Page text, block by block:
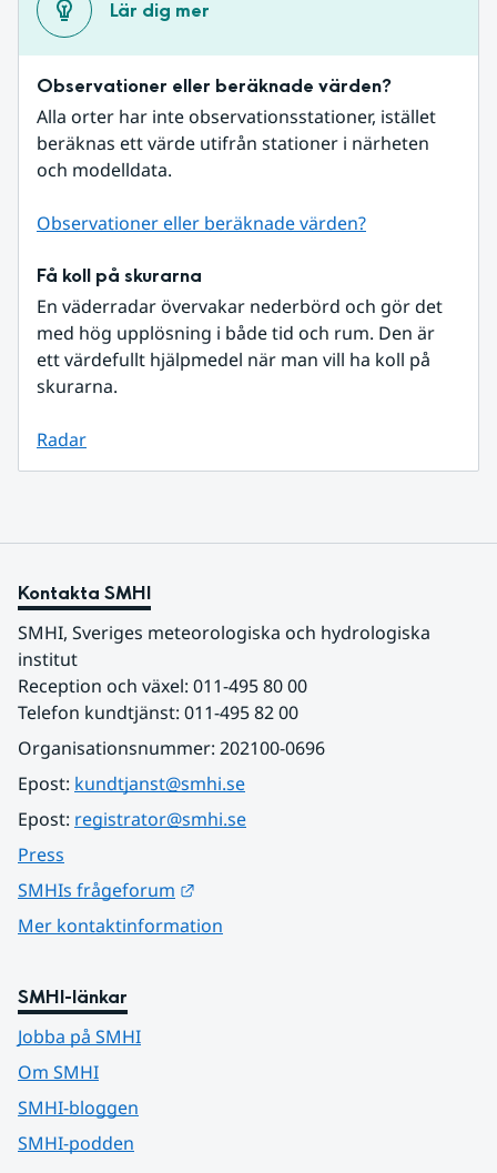
Lär dig mer
Observationer eller beräknade värden?
Alla orter har inte observationsstationer, istället
beräknas ett värde utifrån stationer i närheten
och modelldata.
Observationer eller beräknade värden?
Få koll på skurarna
En väderradar övervakar nederbörd och gör det
med hög upplösning i både tid och rum. Den är
ett värdefullt hjälpmedel när man vill ha koll på
skurarna.
Radar
Kontakta SMHI
SMHI, Sveriges meteorologiska och hydrologiska
institut
Reception och växel: 011-495 80 00
Telefon kundtjänst: 011-495 82 00
Organisationsnummer: 202100-0696
Epost: kundtjanst@smhi.se
Epost: registrator@smhi.se
Press
SMHIs frågeforum
Mer kontaktinformation
SMHI-länkar
Jobba på SMHI
Om SMHI
SMHI-bloggen
SMHI-podden